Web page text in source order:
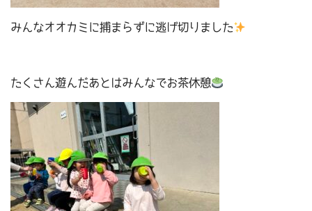
みんなオオカミに捕まらずに逃げ切りました
たくさん遊んだあとはみんなでお茶休憩